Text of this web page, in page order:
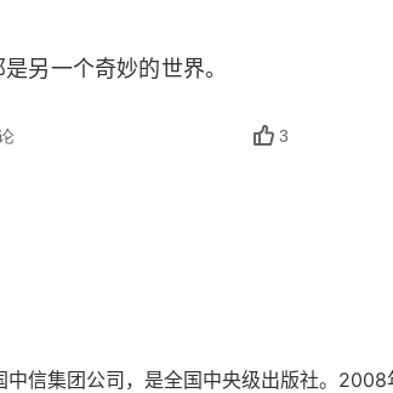
的？
耶鲁文学教授的童书清单
杂志的编辑老爹们如何为自己的孩子挑选
另一个奇妙的世界。
3
信集团公司，是全国中央级出版社。